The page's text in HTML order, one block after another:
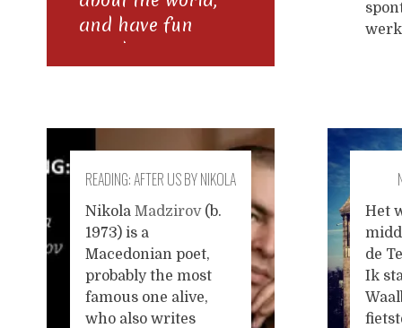
and have fun
together.
de
een
...
READING: AFTER US BY NIKOLA
MADZIROV
Nikola Madzirov(b.
1973) is a
Macedonian poet,
probably the most
famous one alive,
who also writes
Het
de
Ik